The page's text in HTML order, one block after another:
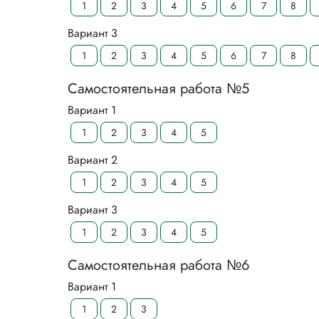
1 2 3 4 5 6 7 8
Вариант 3
1 2 3 4 5 6 7 8
Самостоятельная работа №5
Вариант 1
1 2 3 4 5
Вариант 2
1 2 3 4 5
Вариант 3
1 2 3 4 5
Самостоятельная работа №6
Вариант 1
1 2 3